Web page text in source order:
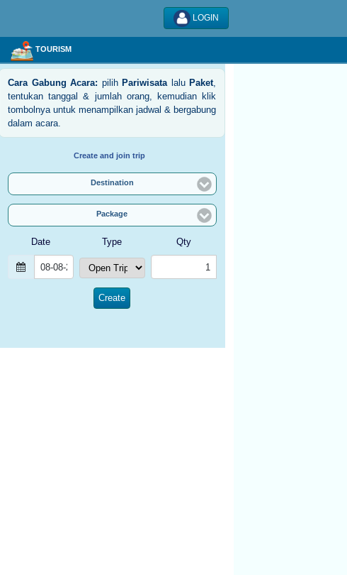
LOGIN
TOURISM
Cara Gabung Acara: pilih Pariwisatalalu Paket,
tentukan tanggal & jumlah orang, kemudian klik
tombolnya untuk menampilkan jadwal & bergabung
dalam acara.
Create and join trip
Destination
Package
Date Type Qty